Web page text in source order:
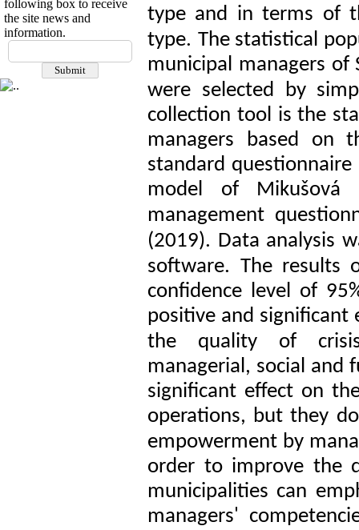
following box to receive
the site news and
information.
type and in terms of
type. The statistical
municipal managers of
were selected by
collection tool is the
managers based on
standard
model of Mikušová
management
(2019). Data analysis
software. The results
confidence level of
positive and significant
the quality of crisis
managerial, social and
significant effect on
operations, but they
empowerment by
order to improve the
municipalities can
managers'